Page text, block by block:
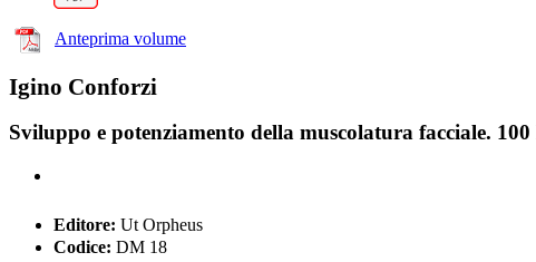
Anteprima volume
Igino Conforzi
Sviluppo e potenziamento della muscolatura facciale.
Editore: Ut Orpheus
Codice: DM 18